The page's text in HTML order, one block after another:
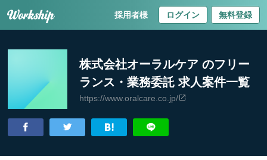
採用者様 ログイン 無料登録
株式会社オーラルケア のフリー
ランス・業務委託 求人案件一覧
https://www.oralcare.co.jp/